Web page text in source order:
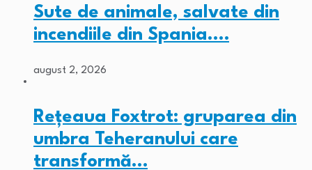
Sute de animale, salvate din
incendiile din Spania.…
august 2, 2026
Rețeaua Foxtrot: gruparea din
umbra Teheranului care
transformă…